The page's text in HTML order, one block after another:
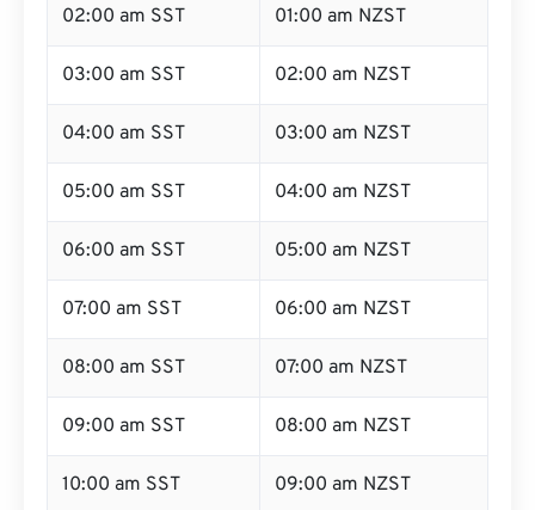
02:00 am SST 01:00 am NZST
03:00 am SST 02:00 am NZST
04:00 am SST 03:00 am NZST
05:00 am SST 04:00 am NZST
06:00 am SST 05:00 am NZST
07:00 am SST 06:00 am NZST
08:00 am SST 07:00 am NZST
09:00 am SST 08:00 am NZST
10:00 am SST 09:00 am NZST